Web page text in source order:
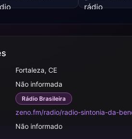
Fortaleza, CE
Não informada
Rádio Brasileira
zeno.fm/radio/radio-sintonia-da-
Não informado